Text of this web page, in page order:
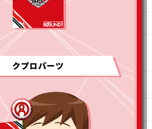
クプロパーツ